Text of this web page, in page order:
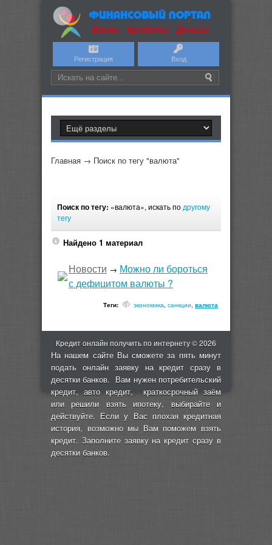
Регистрация Вход
Главная → Поиск по тегу "валюта"
Поиск по тегу: «валюта», искать по другому
тегу
Найдено 1 материал
Новости → Можно ли бороться
с дефицитом валюты ?
Теги: экономика санкции валюта
Кредит онлайн получить по интернету © 2026
На нашем сайте Вы сможете за пять минут
подать онлайн заявку на кредит сразу в
десятки банков. Вам нужен потребительский
кредит, авто кредит, краткосрочный заём
или решили взять ипотеку, выбирайте и
действуйте. Если у Вас плохая кредитная
история, возможно мы Вам поможем взять
кредит. Заполните заявку на кредит сразу в
десятки банков.